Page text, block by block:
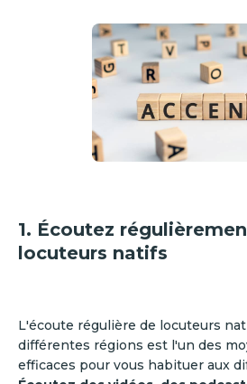
1. Écoutez
locuteurs natifs
L'écoute régulière de locuteurs
différentes régions est l'un des
efficaces pour vous habituer aux